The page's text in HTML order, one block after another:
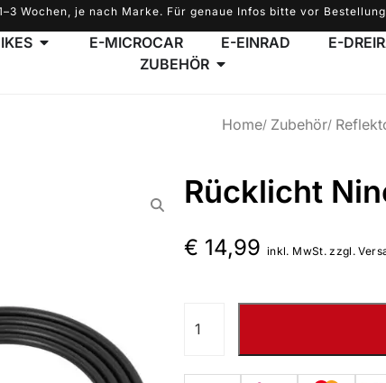
Wochen, je nach Marke. Für genaue Infos bitte vor
E-MICROCAR E-EINRAD
E-
ZUBEHÖR
Home Zubehör
Rücklicht
€ 14,99 inkl. MwSt. zzgl.